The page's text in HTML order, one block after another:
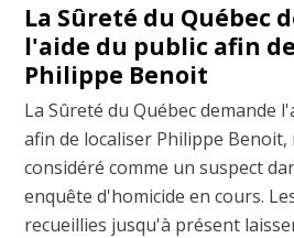
La Sûreté du Québec
l'aide du public afin
Philippe Benoit
La Sûreté du Québec demande
afin de localiser Philippe
considéré comme un suspect
enquête d'homicide en cours.
recueillies jusqu'à présent